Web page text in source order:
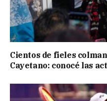
Cientos de fieles
Cayetano: conocé las